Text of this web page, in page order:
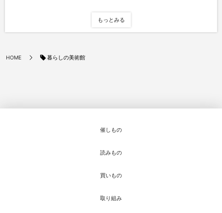
もっとみる
HOME 暮らしの美術館
催しもの
読みもの
買いもの
取り組み